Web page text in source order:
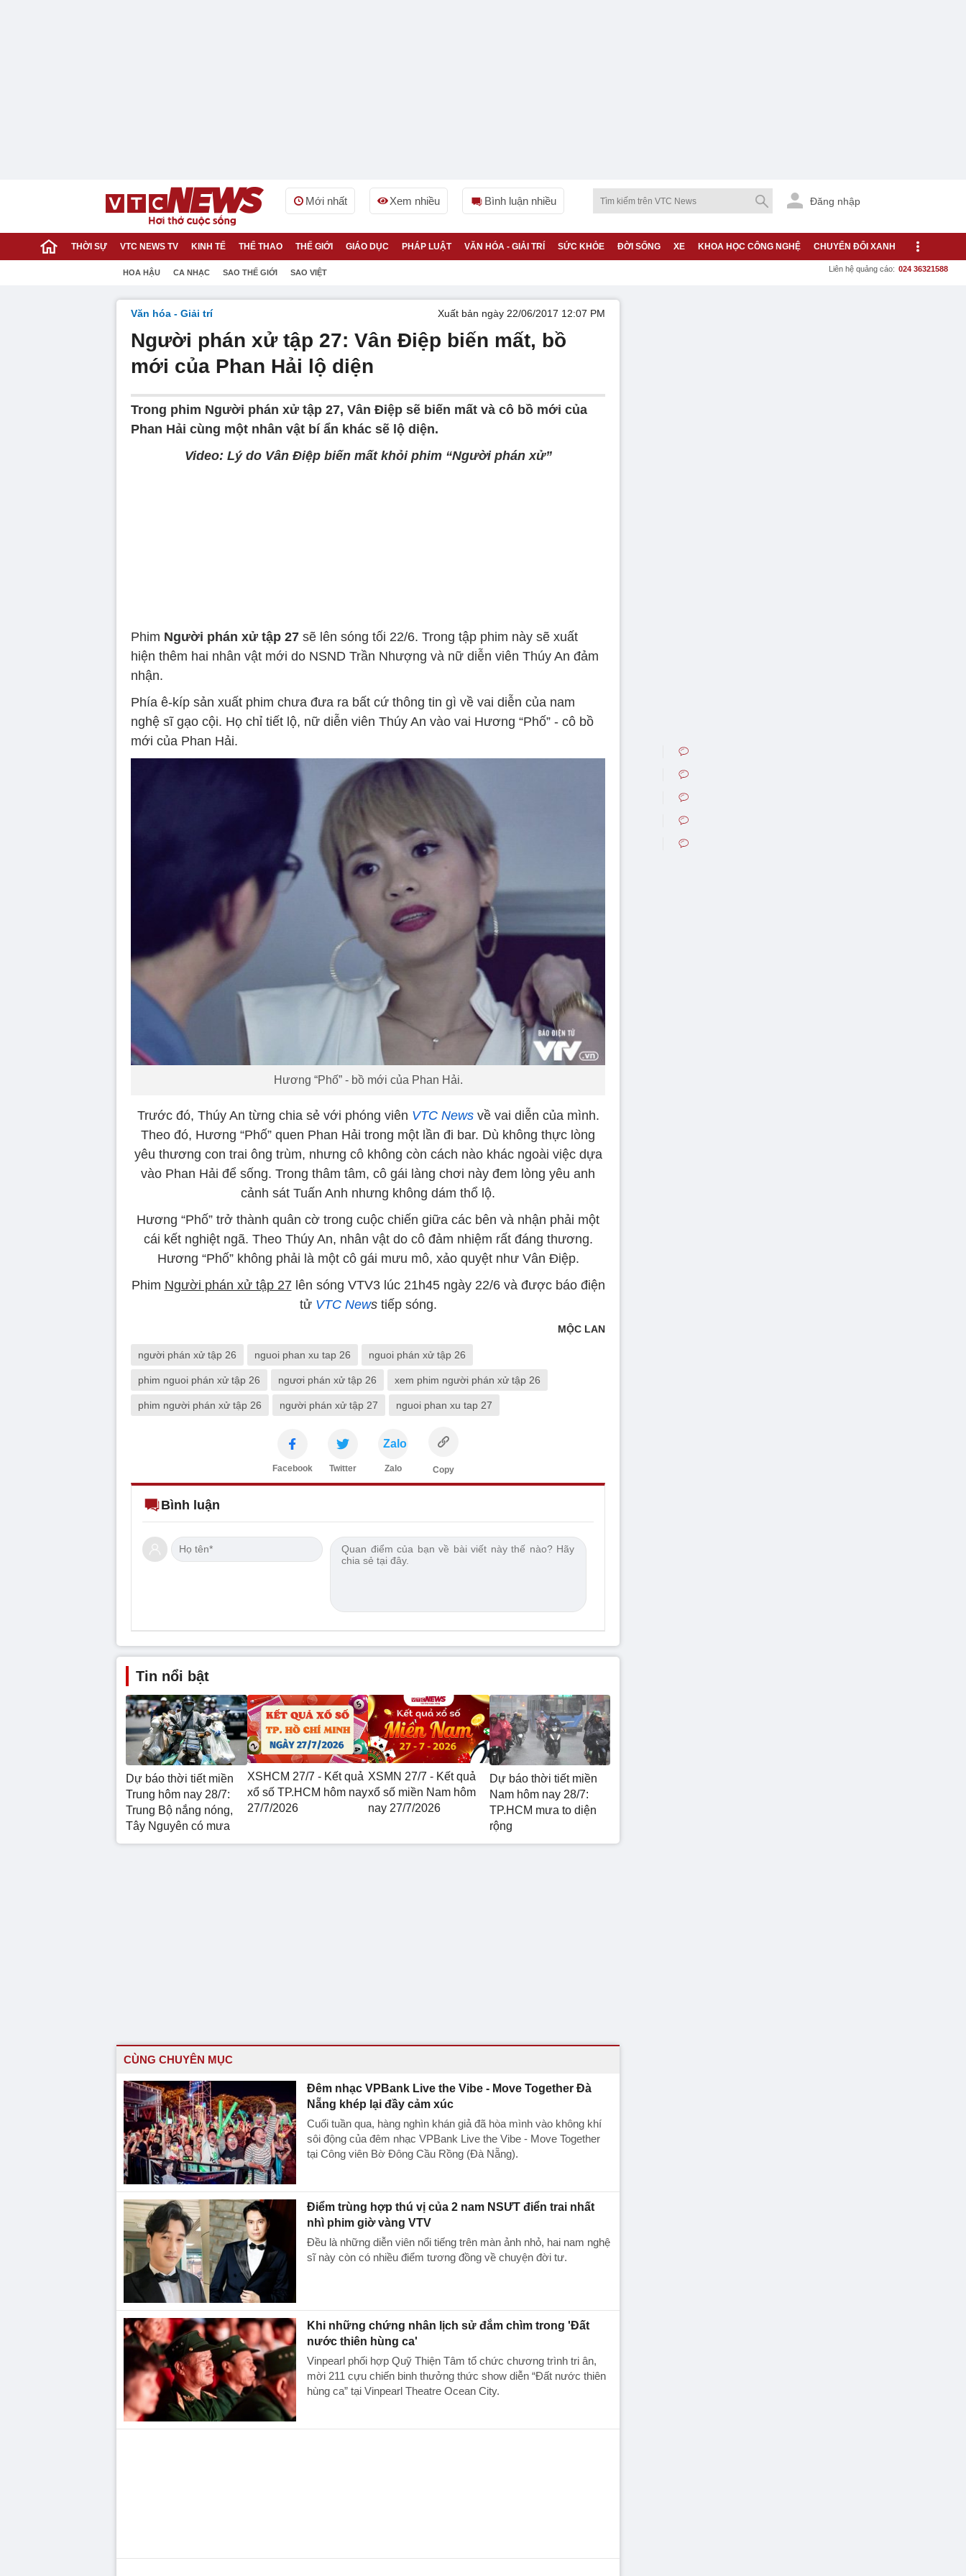
Mới nhất Xem nhiều Bình luận nhiều Đăng nhập
THỜI SỰ VTC NEWS TV KINH TẾ THỂ THAO THẾ GIỚI GIÁO DỤC PHÁP LUẬT VĂN HÓA - GIẢI TRÍ SỨC KHỎE ĐỜI SỐNG XE KHOA HỌC CÔNG NGHỆ CHUYỂN ĐỔI XANH
HOA HẬU CA NHẠC SAO THẾ GIỚI SAO VIỆT Liên hệ quảng cáo: 024 36321588
Văn hóa - Giải trí Xuất bản ngày 22/06/2017 12:07 PM
Người phán xử tập 27: Vân Điệp biến mất, bồ
mới của Phan Hải lộ diện
Trong phim Người phán xử tập 27, Vân Điệp sẽ biến mất và cô bồ mới của
Phan Hải cùng một nhân vật bí ẩn khác sẽ lộ diện.
Video: Lý do Vân Điệp biến mất khỏi phim “Người phán xử”
Phim Người phán xử tập 27 sẽ lên sóng tối 22/6. Trong tập phim này sẽ xuất
hiện thêm hai nhân vật mới do NSND Trần Nhượng và nữ diễn viên Thúy An đảm
nhận.
Phía ê-kíp sản xuất phim chưa đưa ra bất cứ thông tin gì về vai diễn của nam
nghệ sĩ gạo cội. Họ chỉ tiết lộ, nữ diễn viên Thúy An vào vai Hương “Phố” - cô bồ
mới của Phan Hải.
Hương “Phố” - bồ mới của Phan Hải.
Trước đó, Thúy An từng chia sẻ với phóng viên VTC Newsvề vai diễn của mình.
Theo đó, Hương “Phố” quen Phan Hải trong một lần đi bar. Dù không thực lòng
yêu thương con trai ông trùm, nhưng cô không còn cách nào khác ngoài việc dựa
vào Phan Hải để sống. Trong thâm tâm, cô gái làng chơi này đem lòng yêu anh
cảnh sát Tuấn Anh nhưng không dám thổ lộ.
Hương “Phố” trở thành quân cờ trong cuộc chiến giữa các bên và nhận phải một
cái kết nghiệt ngã. Theo Thúy An, nhân vật do cô đảm nhiệm rất đáng thương.
Hương “Phố” không phải là một cô gái mưu mô, xảo quyệt như Vân Điệp.
Phim Người phán xử tập 27 lên sóng VTV3 lúc 21h45 ngày 22/6 và được báo điện
tử VTC Newstiếp sóng.
MỘC LAN
người phán xử tập 26 nguoi phan xu tap 26 nguoi phán xử tập 26
phim nguoi phán xử tập 26 ngươi phán xử tập 26 xem phim người phán xử tập 26
phim người phán xử tập 26 người phán xử tập 27 nguoi phan xu tap 27
Facebook Twitter
Zalo
Zalo Copy
Bình luận
Tin nổi bật
Dự báo thời tiết miền
Trung hôm nay 28/7:
Trung Bộ nắng nóng,
Tây Nguyên có mưa
XSHCM 27/7 - Kết quả
xổ số TP.HCM hôm nay
27/7/2026
XSMN 27/7 - Kết quả
xổ số miền Nam hôm
nay 27/7/2026
Dự báo thời tiết miền
Nam hôm nay 28/7:
TP.HCM mưa to diện
rộng
CÙNG CHUYÊN MỤC
Đêm nhạc VPBank Live the Vibe - Move Together Đà
Nẵng khép lại đầy cảm xúc
Cuối tuần qua, hàng nghìn khán giả đã hòa mình vào không khí
sôi động của đêm nhạc VPBank Live the Vibe - Move Together
tại Công viên Bờ Đông Cầu Rồng (Đà Nẵng).
Điểm trùng hợp thú vị của 2 nam NSƯT điển trai nhất
nhì phim giờ vàng VTV
Đều là những diễn viên nổi tiếng trên màn ảnh nhỏ, hai nam nghệ
sĩ này còn có nhiều điểm tương đồng về chuyện đời tư.
Khi những chứng nhân lịch sử đắm chìm trong 'Đất
nước thiên hùng ca'
Vinpearl phối hợp Quỹ Thiện Tâm tổ chức chương trình tri ân,
mời 211 cựu chiến binh thưởng thức show diễn “Đất nước thiên
hùng ca” tại Vinpearl Theatre Ocean City.